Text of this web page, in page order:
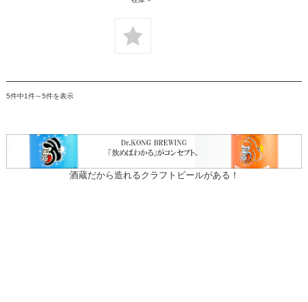
5件中1件～5件を表示
酒蔵だから造れるクラフトビールがある！